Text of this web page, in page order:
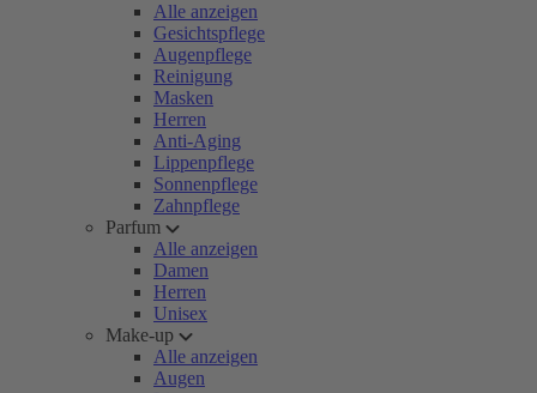
Alle anzeigen
Gesichtspflege
Augenpflege
Reinigung
Masken
Herren
Anti-Aging
Lippenpflege
Sonnenpflege
Zahnpflege
Parfum
Alle anzeigen
Damen
Herren
Unisex
Make-up
Alle anzeigen
Augen